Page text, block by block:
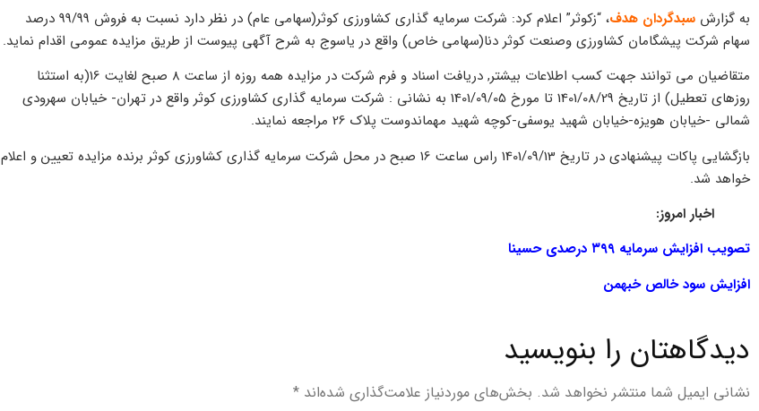
به گزارش سبدگردان هدف
، “زکوثر” اعلام کرد: شرکت سرمایه گذاری کشاورزی کوثر(سهامی عام) در نظر دارد نسبت به فروش 99/99 درصد
سهام شرکت پیشگامان کشاورزی وصنعت کوثر دنا(سهامی خاص) واقع در یاسوج به شرح آگهی پیوست از طریق مزایده عمومی اقدام نماید.
متقاضیان می توانند جهت کسب اطلاعات بیشتر, دریافت اسناد و فرم شرکت در مزایده همه روزه از ساعت 8 صبح لغایت 16(به استثنا
روزهای تعطیل) از تاریخ 1401/08/29 تا مورخ 1401/09/05 به نشانی : شرکت سرمایه گذاری کشاورزی کوثر واقع در تهران- خیابان سهرودی
شمالی -خیابان هویزه-خیابان شهید یوسفی-کوچه شهید مهماندوست پلاک 26 مراجعه نمایند.
بازگشایی پاکات پیشنهادی در تاریخ 1401/09/13 راس ساعت 16 صبح در محل شرکت سرمایه گذاری کشاورزی کوثر برنده مزایده تعیین و اعلام
خواهد شد.
اخبار امروز:
تصویب افزایش سرمایه ۳۹۹ درصدی حسینا
افزایش سود خالص خبهمن
دیدگاهتان را بنویسید
نشانی ایمیل شما منتشر نخواهد شد. بخش‌های موردنیاز علامت‌گذاری شده‌اند *